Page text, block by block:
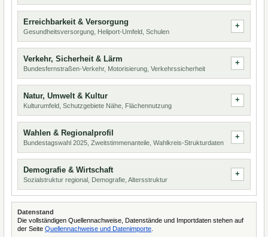
Erreichbarkeit & Versorgung
Gesundheitsversorgung, Heliport-Umfeld, Schulen
Verkehr, Sicherheit & Lärm
Bundesfernstraßen-Verkehr, Motorisierung, Verkehrssicherheit
Natur, Umwelt & Kultur
Kulturumfeld, Schutzgebiete Nähe, Flächennutzung
Wahlen & Regionalprofil
Bundestagswahl 2025, Zweitstimmenanteile, Wahlkreis-Strukturdaten
Demografie & Wirtschaft
Sozialstruktur regional, Demografie, Altersstruktur
Datenstand
Die vollständigen Quellennachweise, Datenstände und Importdaten stehen auf
der Seite Quellennachweise und Datenimporte